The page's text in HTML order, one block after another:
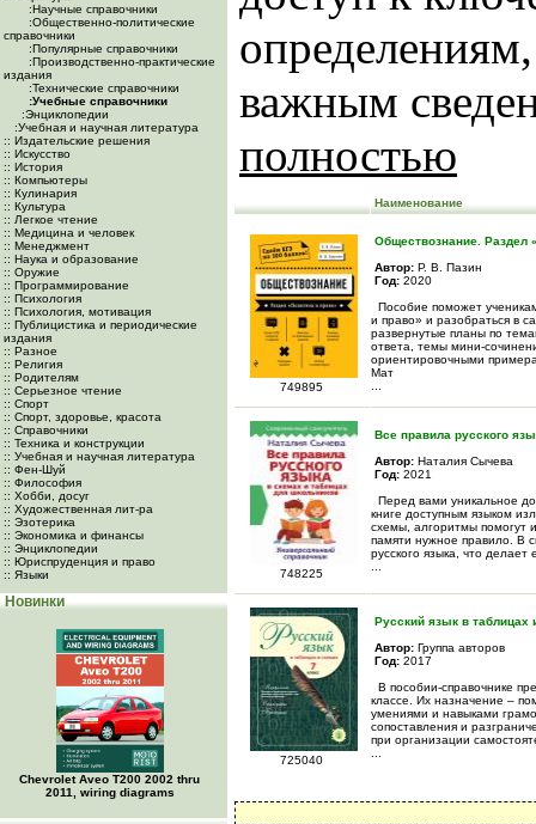
:Научные справочники
:Общественно-политические
справочники
:Популярные справочники
:Производственно-практические
издания
:Технические справочники
:Учебные справочники
:Энциклопедии
:Учебная и научная литература
:: Издательские решения
:: Искусство
:: История
:: Компьютеры
:: Кулинария
:: Культура
:: Легкое чтение
:: Медицина и человек
:: Менеджмент
:: Наука и образование
:: Оружие
:: Программирование
:: Психология
:: Психология, мотивация
:: Публицистика и периодические
издания
:: Разное
:: Религия
:: Родителям
:: Серьезное чтение
:: Спорт
:: Спорт, здоровье, красота
:: Справочники
:: Техника и конструкции
:: Учебная и научная литература
:: Фен-Шуй
:: Философия
:: Хобби, досуг
:: Художественная лит-ра
:: Эзотерика
:: Экономика и финансы
:: Энциклопедии
:: Юриспруденция и право
:: Языки
Новинки
Chevrolet Aveo Т200 2002 thru
2011, wiring diagrams
важным
полностью
Наименование
749895
Обществознание. Раздел
Автор: Р. В. Пазин
Год: 2020
Пособие поможет
и право» и разобраться в
развернутые планы по
ответа, темы мини-
ориентировочными
Мат
748225
Все правила русского
Автор: Наталия Сычева
Год: 2021
Перед вами уникальное
книге доступным языком
схемы, алгоритмы помогут
памяти нужное правило. В
русского языка, что
725040
Русский язык в таблицах
Автор: Группа авторов
Год: 2017
В пособии-справочнике
классе. Их назначение –
умениями и навыками
сопоставления и
при организации